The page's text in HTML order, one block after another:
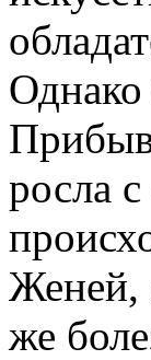
Однако
Прибыв
росла
Женей,
же